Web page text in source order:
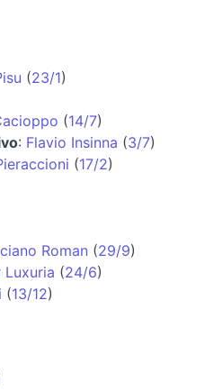
(23/1)
(14/7)
: Flavio Insinna (3/7)
(17/2)
Roman (29/9)
Luxuria (24/6)
(13/12)